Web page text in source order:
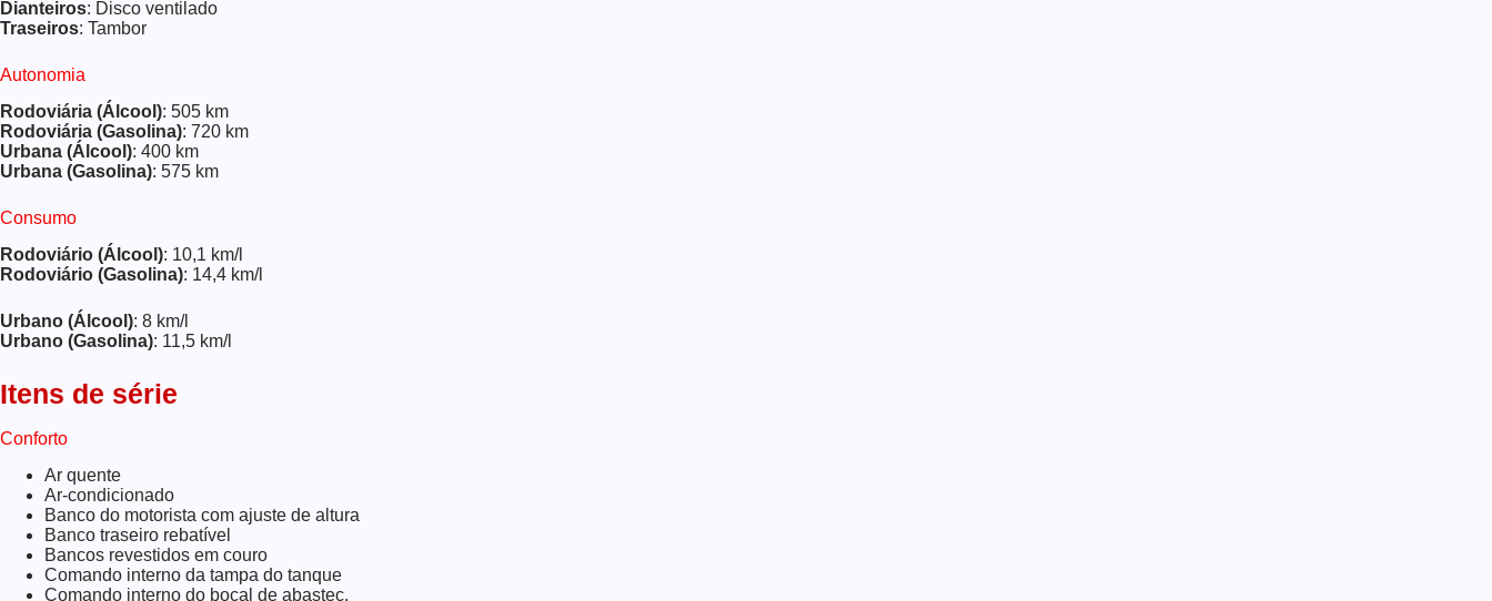
Dianteiros: Disco ventilado
Traseiros: Tambor
Autonomia
Rodoviária (Álcool): 505 km
Rodoviária (Gasolina): 720 km
Urbana (Álcool): 400 km
Urbana (Gasolina): 575 km
Consumo
Rodoviário (Álcool): 10,1 km/l
Rodoviário (Gasolina): 14,4 km/l
Urbano (Álcool): 8 km/l
Urbano (Gasolina): 11,5 km/l
Itens de série
Conforto
Ar quente
Ar-condicionado
Banco do motorista com ajuste de altura
Banco traseiro rebatível
Bancos revestidos em couro
Comando interno da tampa do tanque
Comando interno do bocal de abastec.